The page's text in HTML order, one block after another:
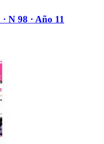
N 98 · Año 11